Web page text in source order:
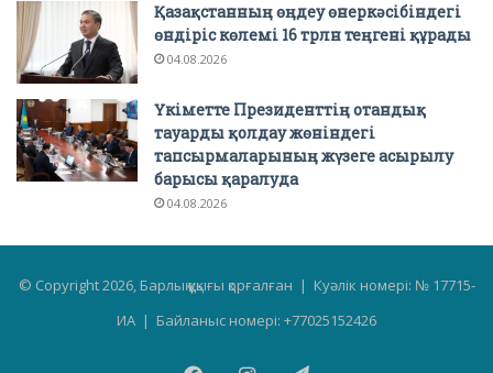
Қазақстанның өңдеу өнеркәсібіндегі
өндіріс көлемі 16 трлн теңгені құрады
04.08.2026
Үкіметте Президенттің отандық
тауарды қолдау жөніндегі
тапсырмаларының жүзеге асырылу
барысы қаралуда
04.08.2026
© Copyright 2026, Барлық құқығы қорғалған | Куәлік номері: № 17715-
ИА | Байланыс номері: +77025152426